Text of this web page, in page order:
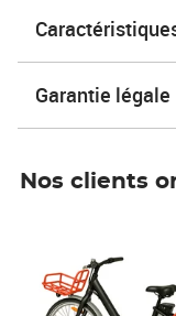
Garantie légale
Nos clients